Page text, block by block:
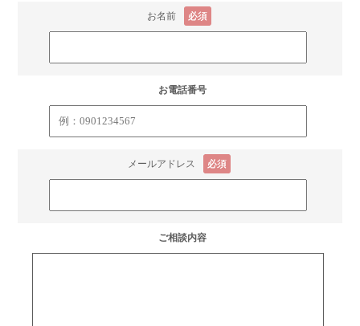
お名前 必須
お電話番号
メールアドレス 必須
ご相談内容